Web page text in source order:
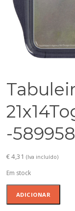
-
€4,31 (Iva incluído)
Em stock
ADICIONAR